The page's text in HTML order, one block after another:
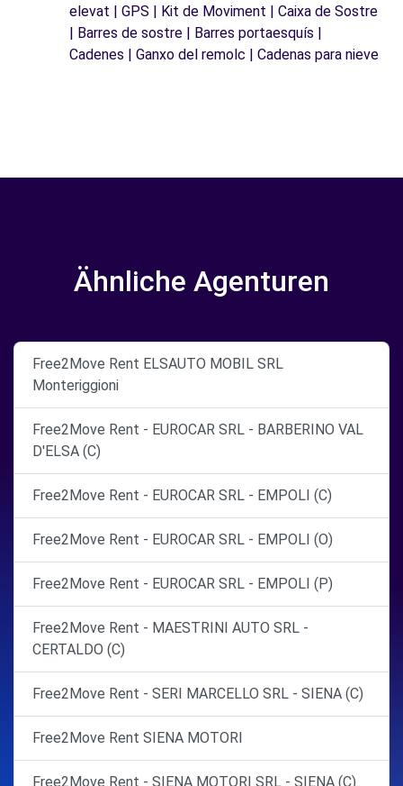
elevat | GPS | Kit de Moviment | Caixa de Sostre
| Barres de sostre | Barres portaesquís |
Cadenes | Ganxo del remolc | Cadenas para nieve
Ähnliche Agenturen
Free2Move Rent ELSAUTO MOBIL SRL
Monteriggioni
Free2Move Rent - EUROCAR SRL - BARBERINO VAL
D'ELSA (C)
Free2Move Rent - EUROCAR SRL - EMPOLI (C)
Free2Move Rent - EUROCAR SRL - EMPOLI (O)
Free2Move Rent - EUROCAR SRL - EMPOLI (P)
Free2Move Rent - MAESTRINI AUTO SRL -
CERTALDO (C)
Free2Move Rent - SERI MARCELLO SRL - SIENA (C)
Free2Move Rent SIENA MOTORI
Free2Move Rent - SIENA MOTORI SRL - SIENA (C)